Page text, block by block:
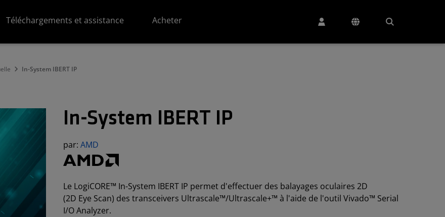
Téléchargements et assistance Acheter
In-System IBERT IP
In-System IBERT IP
par:AMD
Le LogiCORE™ In-System IBERT IP permet d'effectuer des balayages oculaires 2D
(2D Eye Scan) des transceivers Ultrascale™/Ultrascale+™ à l'aide de l'outil Vivado™ Serial
I/O Analyzer.